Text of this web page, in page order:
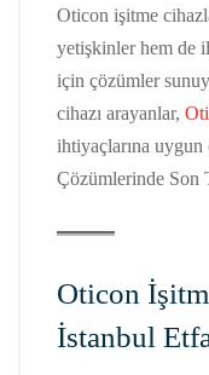
Oticon işitme
yetişkinler hem de
için çözümler
cihazı arayanlar,
ihtiyaçlarına
Çözümlerinde Son
Oticon
İstanbul